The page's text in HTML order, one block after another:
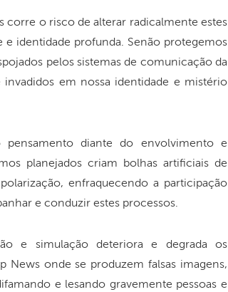
corre o risco de alterar radicalmente estes
e identidade profunda. Senão protegemos
pelos sistemas de comunicação da
em nossa identidade e mistério
pensamento diante do envolvimento e
planejados criam bolhas artificiais de
enfraquecendo a participação
e conduzir estes processos.
e simulação deteriora e degrada os
News onde se produzem falsas imagens,
e lesando gravemente pessoas e